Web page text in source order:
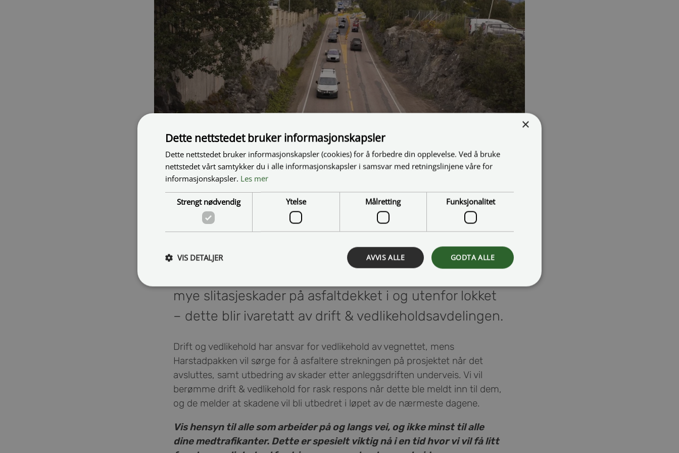
Bilde tatt 9/8-22 som viser skadene, samt at trafikkøyen og lysreguleringen er fjernet.
mye slitasjeskader på asfaltdekket i og utenfor lokket
– dette blir ivaretatt av drift & vedlikeholdsavdelingen.
Drift og vedlikehold har ansvar for vedlikehold av vegnettet, mens
Harstadpakken vil sørge for å asfaltere strekningen på prosjektet når det
avsluttes, samt utbedring av skader etter anleggsdriften underveis. Vi vil
berømme drift & vedlikehold for rask respons når dette ble meldt inn til dem,
og de melder at skadene vil bli utbedret i løpet av de nærmeste dagene.
Vis hensyn til alle som arbeider på og langs vei, og ikke minst til alle
dine medtrafikanter. Dette er spesielt viktig nå i en tid hvor vi vil få litt
×
Dette nettstedet bruker informasjonskapsler
Dette nettstedet bruker informasjonskapsler (cookies) for å forbedre din opplevelse. Ved å bruke
nettstedet vårt samtykker du i alle informasjonskapsler i samsvar med retningslinjene våre for
informasjonskapsler. Les mer
Strengt nødvendig Ytelse Målretting Funksjonalitet
GODTA ALLE
AVVIS ALLE
VIS DETALJER